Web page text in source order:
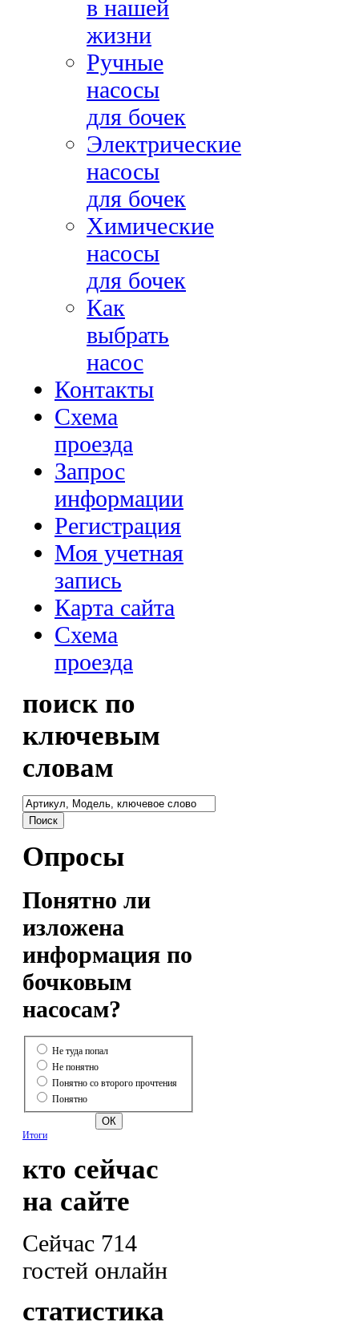
в нашей
жизни
Ручные
насосы
для бочек
Электрические
насосы
для бочек
Химические
насосы
для бочек
Как
выбрать
насос
Контакты
Схема
проезда
Запрос
информации
Регистрация
Моя учетная
запись
Карта сайта
Схема
проезда
поиск по
ключевым
словам
Опросы
Понятно ли
изложена
информация по
бочковым
насосам?
Не туда попал
Не понятно
Понятно со второго прочтения
Понятно
Итоги
кто сейчас
на сайте
Сейчас 714
гостей онлайн
статистика